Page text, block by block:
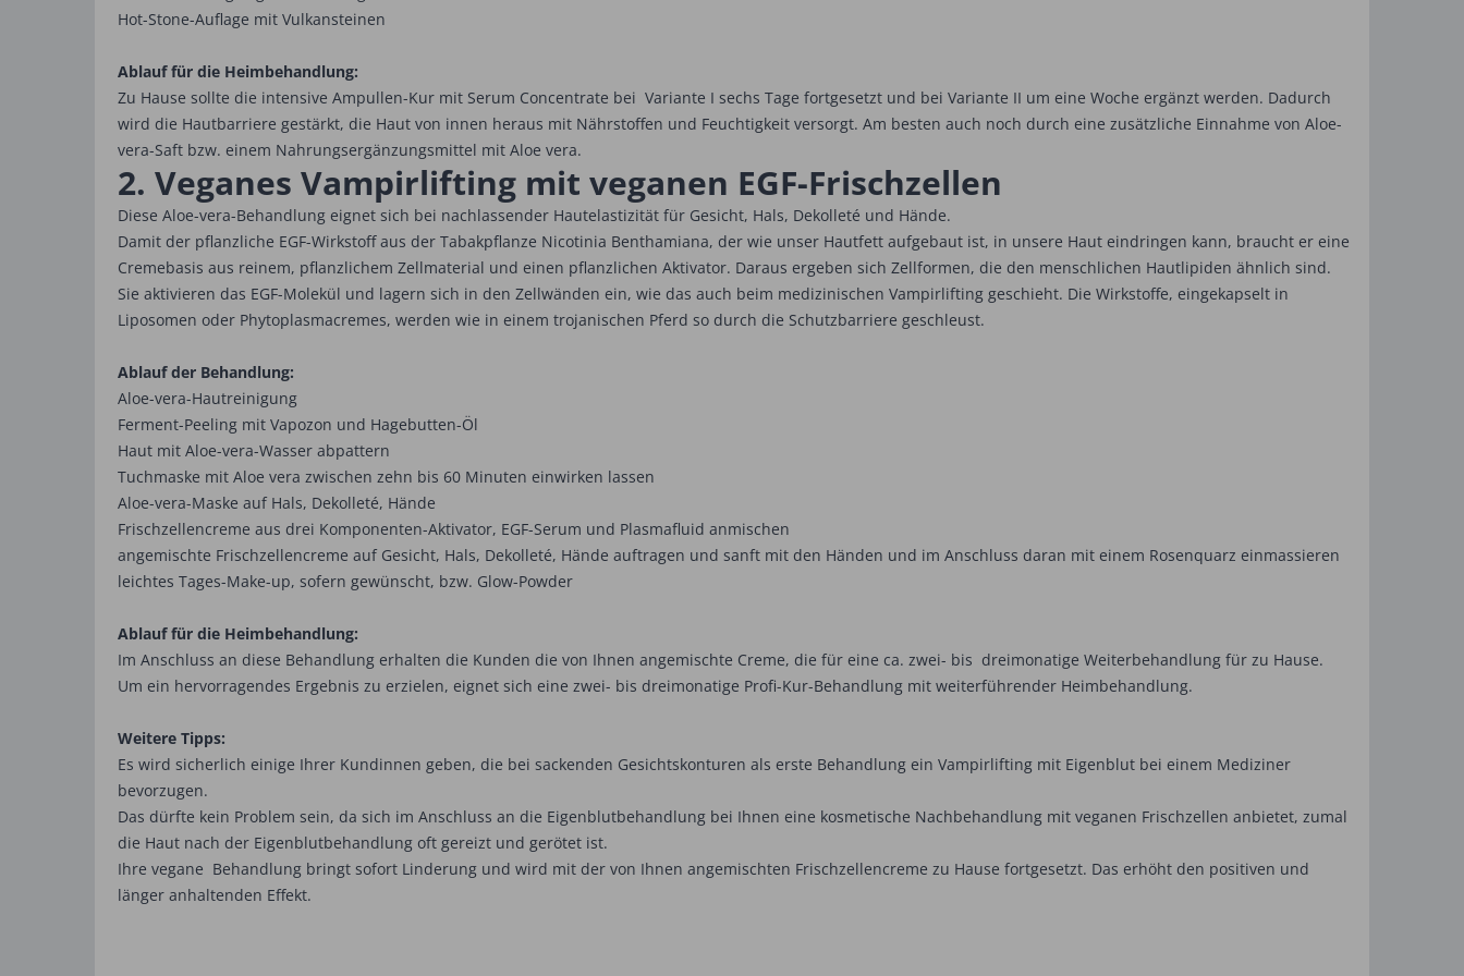
Hot-Stone-Auflage mit Vulkansteinen
Ablauf für die Heimbehandlung:
Zu Hause sollte die intensive Ampullen-Kur mit Serum Concentrate bei Variante I sechs Tage fortgesetzt und bei Variante II um eine Woche ergänzt werden. Dadurch
wird die Hautbarriere gestärkt, die Haut von innen heraus mit Nährstoffen und Feuchtigkeit versorgt. Am besten auch noch durch eine zusätzliche Einnahme von Aloe-
vera-Saft bzw. einem Nahrungsergänzungsmittel mit Aloe vera.
2. Veganes Vampirlifting mit veganen EGF-Frischzellen
Diese Aloe-vera-Behandlung eignet sich bei nachlassender Hautelastizität für Gesicht, Hals, Dekolleté und Hände.
Damit der pflanzliche EGF-Wirkstoff aus der Tabakpflanze Nicotinia Benthamiana, der wie unser Hautfett aufgebaut ist, in unsere Haut eindringen kann, braucht er eine
Cremebasis aus reinem, pflanzlichem Zellmaterial und einen pflanzlichen Aktivator. Daraus ergeben sich Zellformen, die den menschlichen Hautlipiden ähnlich sind.
Sie aktivieren das EGF-Molekül und lagern sich in den Zellwänden ein, wie das auch beim medizinischen Vampirlifting geschieht. Die Wirkstoffe, eingekapselt in
Liposomen oder Phytoplasmacremes, werden wie in einem trojanischen Pferd so durch die Schutzbarriere geschleust.
Ablauf der Behandlung:
Aloe-vera-Hautreinigung
Ferment-Peeling mit Vapozon und Hagebutten-Öl
Haut mit Aloe-vera-Wasser abpattern
Tuchmaske mit Aloe vera zwischen zehn bis 60 Minuten einwirken lassen
Aloe-vera-Maske auf Hals, Dekolleté, Hände
Frischzellencreme aus drei Komponenten-Aktivator, EGF-Serum und Plasmafluid anmischen
angemischte Frischzellencreme auf Gesicht, Hals, Dekolleté, Hände auftragen und sanft mit den Händen und im Anschluss daran mit einem Rosenquarz einmassieren
leichtes Tages-Make-up, sofern gewünscht, bzw. Glow-Powder
Ablauf für die Heimbehandlung:
Im Anschluss an diese Behandlung erhalten die Kunden die von Ihnen angemischte Creme, die für eine ca. zwei- bis dreimonatige Weiterbehandlung für zu Hause.
Um ein hervorragendes Ergebnis zu erzielen, eignet sich eine zwei- bis dreimonatige Profi-Kur-Behandlung mit weiterführender Heimbehandlung.
Weitere Tipps:
Es wird sicherlich einige Ihrer Kundinnen geben, die bei sackenden Gesichtskonturen als erste Behandlung ein Vampirlifting mit Eigenblut bei einem Mediziner
bevorzugen.
Das dürfte kein Problem sein, da sich im Anschluss an die Eigenblutbehandlung bei Ihnen eine kosmetische Nachbehandlung mit veganen Frischzellen anbietet, zumal
die Haut nach der Eigenblutbehandlung oft gereizt und gerötet ist.
Ihre vegane Behandlung bringt sofort Linderung und wird mit der von Ihnen angemischten Frischzellencreme zu Hause fortgesetzt. Das erhöht den positiven und
länger anhaltenden Effekt.